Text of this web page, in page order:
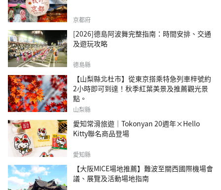
京都府
[2026]德島阿波舞完整指南：時間安排、交通
及遊玩攻略
德島縣
【山梨縣北杜市】從東京搭乘特急列車梓號約
2小時即可到達！秋季紅葉美景及推薦觀光景
點。
山梨縣
愛知常滑旅遊｜Tokonyan 20週年×Hello
Kitty聯名商品登場
愛知縣
【大阪MICE場地推薦】難波至關西國際機場會
議、展覽及活動場地指南